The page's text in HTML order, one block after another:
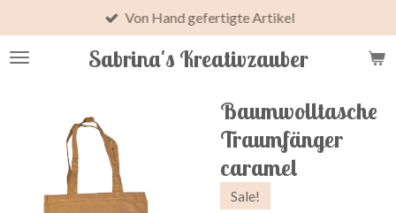
Hauptinhalt
springen
Sabrina's Kreativzauber
Von Hand gefertigte Artikel
Baumwolltasche
Traumfänger
caramel
Sale!